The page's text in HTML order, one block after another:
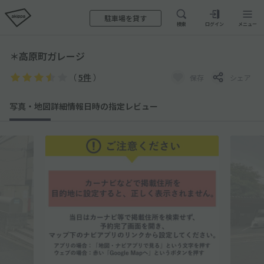
駐車場を貸す
検索 ログイン メニュー
＊高原町ガレージ
（ 5件 ） 保存 シェア
写真・地図詳細情報日時の指定 レビュー